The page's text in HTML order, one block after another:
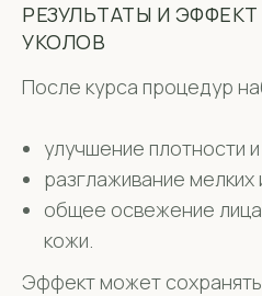
РЕЗУЛЬТАТЫ И
УКОЛОВ
После курса процедур
улучшение плотности
разглаживание
общее освежение
кожи.
Эффект может